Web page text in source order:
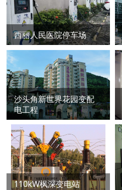
西丽人民医院停车场
沙头角新世界花园变配
电工程
110kW枫深变电站